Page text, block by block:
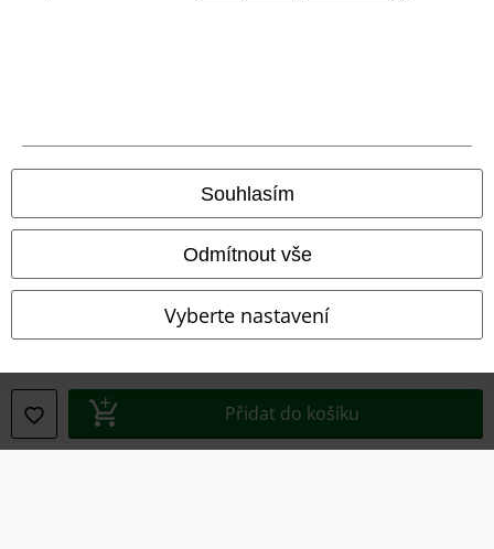
Souhlasím
Odmítnout vše
Vyberte nastavení
Přidat do košíku
Právní informace
Prohlášení o shodě
Informace o přístupnosti